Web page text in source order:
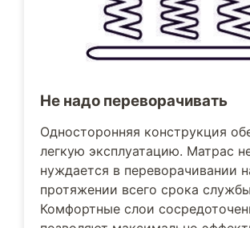
Не надо переворачивать
Односторонняя конструкция
легкую эксплуатацию. Матрас
нуждается в переворачивании
протяжении всего срока
Комфортные слои